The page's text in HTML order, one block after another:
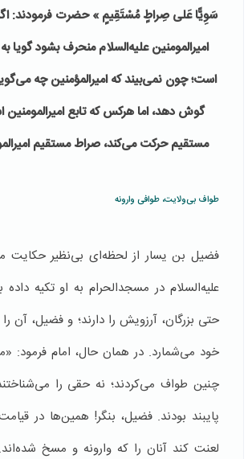
سَوِيًّا عَلى‏ صِراطٍ مُسْتَقِيمٍ » حضرت فرمودند:
امیرالمومنین علیه‌السلام منحرف بشود گویا
است؛ چون نمی‌بیند که امیرالمؤمنین چه
گوش دهد، اما هرکس که تابع
مستقیم حرکت می‌کند، صراط مستقیم
طواف بی‌ولایت، طوافی وارونه
فضیل بن یسار از لحظه‌ای بی‌نظیر حکایت
علیه‌السلام در مسجدالحرام به او تکیه
حتی بزرگان، آرزویش را دارند؛ و فضیل، آن را
خود می‌شمارد. در همان حال، امام فرمود:
چنین طواف می‌کردند؛ نه حقی را
پایبند بودند. فضیل، بنگر! همین‌ها در
لعنت کند آنان را که وارونه و مسخ